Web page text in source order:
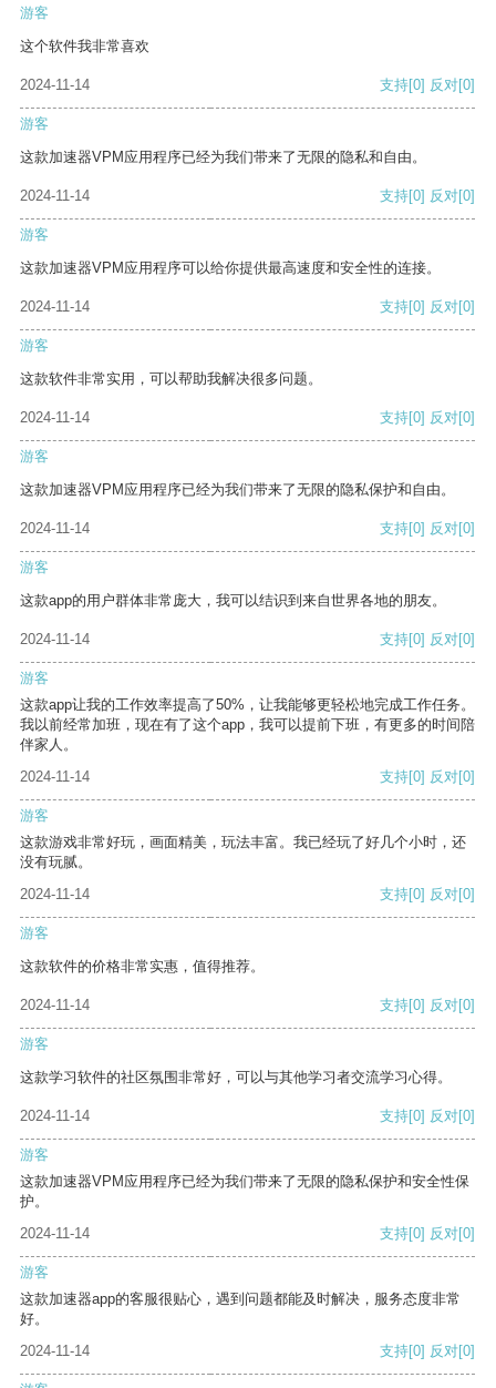
游客
这个软件我非常喜欢
2024-11-14 支持[0] 反对[0]
游客
这款加速器VPM应用程序已经为我们带来了无限的隐私和自由。
2024-11-14 支持[0] 反对[0]
游客
这款加速器VPM应用程序可以给你提供最高速度和安全性的连接。
2024-11-14 支持[0] 反对[0]
游客
这款软件非常实用，可以帮助我解决很多问题。
2024-11-14 支持[0] 反对[0]
游客
这款加速器VPM应用程序已经为我们带来了无限的隐私保护和自由。
2024-11-14 支持[0] 反对[0]
游客
这款app的用户群体非常庞大，我可以结识到来自世界各地的朋友。
2024-11-14 支持[0] 反对[0]
游客
这款app让我的工作效率提高了50%，让我能够更轻松地完成工作任务。
我以前经常加班，现在有了这个app，我可以提前下班，有更多的时间陪
伴家人。
2024-11-14
支持[0] 反对[0]
游客
这款游戏非常好玩，画面精美，玩法丰富。我已经玩了好几个小时，还
没有玩腻。
2024-11-14
支持[0] 反对[0]
游客
这款软件的价格非常实惠，值得推荐。
2024-11-14 支持[0] 反对[0]
游客
这款学习软件的社区氛围非常好，可以与其他学习者交流学习心得。
2024-11-14 支持[0] 反对[0]
游客
这款加速器VPM应用程序已经为我们带来了无限的隐私保护和安全性保
护。
2024-11-14
支持[0] 反对[0]
游客
这款加速器app的客服很贴心，遇到问题都能及时解决，服务态度非常
好。
2024-11-14
支持[0] 反对[0]